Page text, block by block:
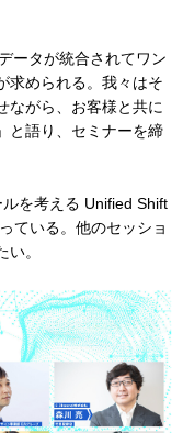
ータが統合されてワン
求められる。我々はそ
ながら、お客様と共に
と語り、セミナーを締
を考える Unified Shift
ている。他のセッショ
。